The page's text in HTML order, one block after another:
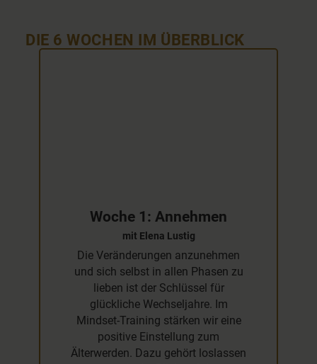
DIE 6 WOCHEN IM ÜBERBLICK
Woche 1: Annehmen
mit Elena Lustig
Die Veränderungen anzunehmen
und sich selbst in allen Phasen zu
lieben ist der Schlüssel für
glückliche Wechseljahre. Im
Mindset-Training stärken wir eine
positive Einstellung zum
Älterwerden. Dazu gehört loslassen